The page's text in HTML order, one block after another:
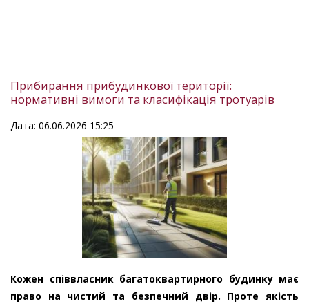
Прибирання прибудинкової території:
нормативні вимоги та класифікація тротуарів
Дата: 06.06.2026 15:25
Кожен співвласник багатоквартирного будинку має
право на чистий та безпечний двір. Проте якість